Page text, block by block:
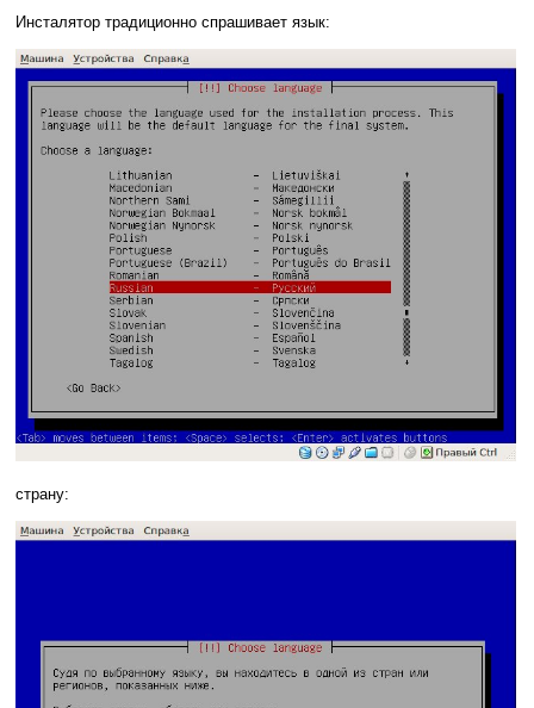
Инсталятор традиционно спрашивает язык:
страну: